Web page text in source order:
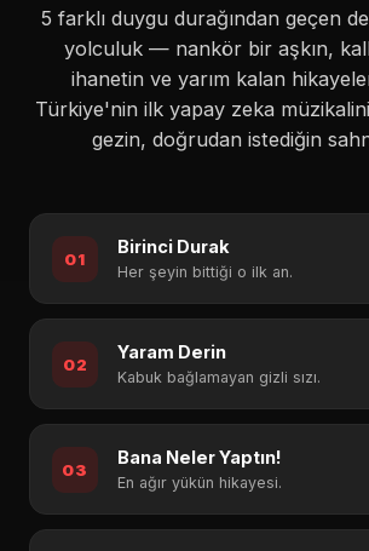
5 farklı duygu durağından geçen
yolculuk — nankör bir aşkın,
ihanetin ve yarım kalan
Türkiye'nin ilk yapay zeka
gezin, doğrudan istediğin
01
Birinci Durak
Her şeyin bittiği o ilk an.
02
Yaram Derin
Kabuk bağlamayan gizli sızı.
03
Bana Neler Yaptın!
En ağır yükün hikayesi.